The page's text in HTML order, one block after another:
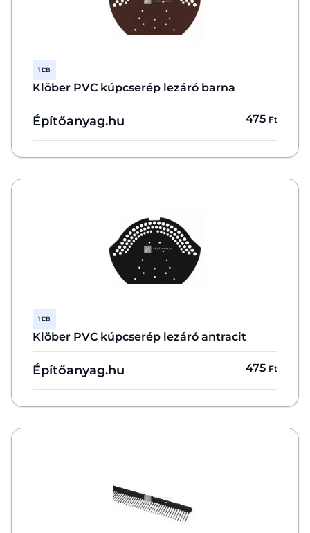
1 DB
Klöber PVC kúpcserép lezáró barna
Építőanyag.hu 475 Ft
1 DB
Klöber PVC kúpcserép lezáró antracit
Építőanyag.hu 475 Ft